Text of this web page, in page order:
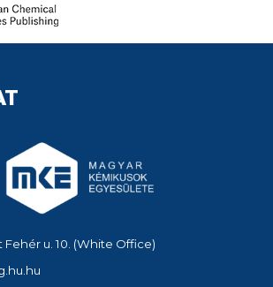
Fehér u. 10. (White Office)